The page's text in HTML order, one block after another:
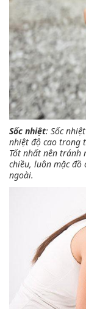
Sốc nhiệt: Sốc
nhiệt độ cao trong
Tốt nhất nên
chiều, luôn mặc đồ
ngoài.